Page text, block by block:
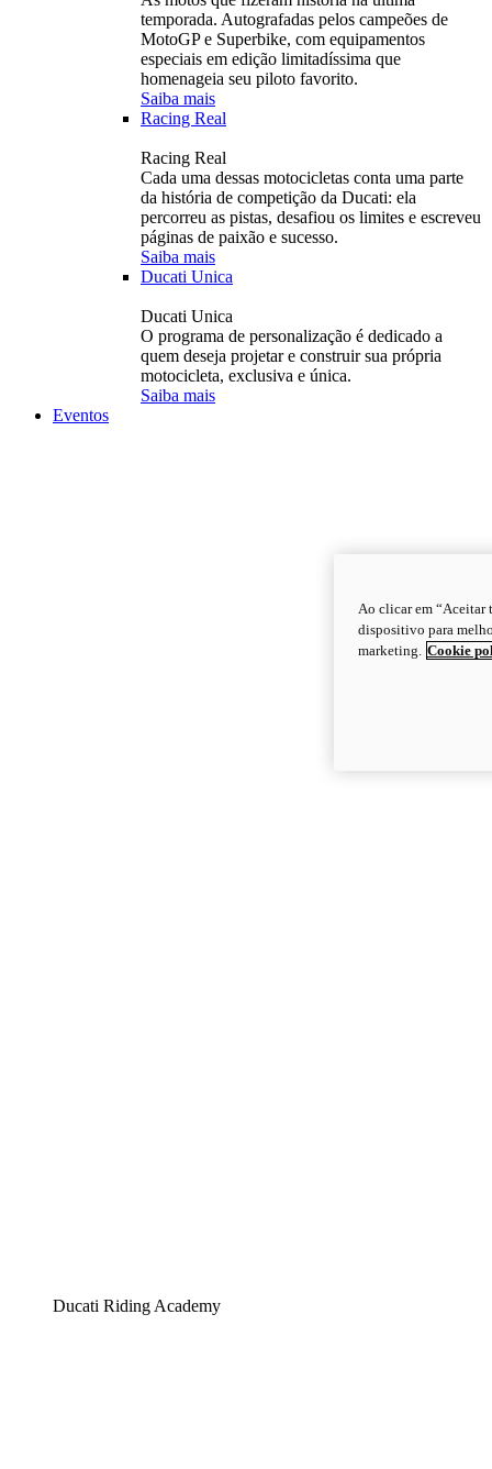
temporada. Autografadas pelos campeões de
MotoGP e Superbike, com equipamentos
especiais em edição limitadíssima que
homenageia seu piloto favorito.
Saiba mais
Racing Real
Racing Real
Cada uma dessas motocicletas conta uma parte
da história de competição da Ducati: ela
percorreu as pistas, desafiou os limites e escreveu
páginas de paixão e sucesso.
Saiba mais
Ducati Unica
Ducati Unica
O programa de personalização é dedicado a
quem deseja projetar e construir sua própria
motocicleta, exclusiva e única.
Saiba mais
Eventos
Ducati Riding Academy
Ao clicar em “Aceitar
dispositivo para
marketing. Cookie